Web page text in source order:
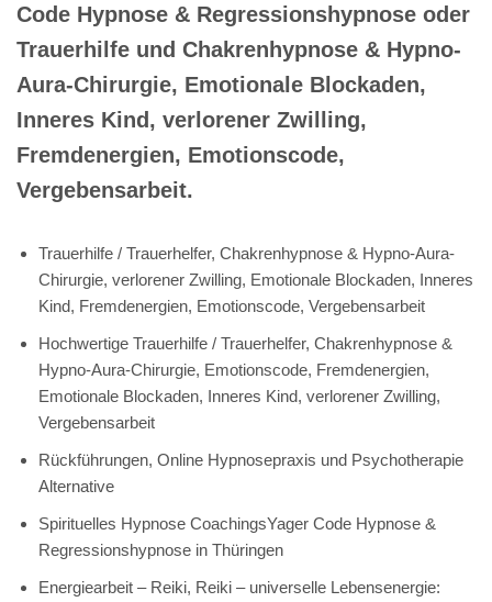
Code Hypnose & Regressionshypnose oder
Trauerhilfe und Chakrenhypnose & Hypno-
Aura-Chirurgie, Emotionale Blockaden,
Inneres Kind, verlorener Zwilling,
Fremdenergien, Emotionscode,
Vergebensarbeit.
Trauerhilfe / Trauerhelfer, Chakrenhypnose & Hypno-Aura-
Chirurgie, verlorener Zwilling, Emotionale Blockaden, Inneres
Kind, Fremdenergien, Emotionscode, Vergebensarbeit
Hochwertige Trauerhilfe / Trauerhelfer, Chakrenhypnose &
Hypno-Aura-Chirurgie, Emotionscode, Fremdenergien,
Emotionale Blockaden, Inneres Kind, verlorener Zwilling,
Vergebensarbeit
Rückführungen, Online Hypnosepraxis und Psychotherapie
Alternative
Spirituelles Hypnose CoachingsYager Code Hypnose &
Regressionshypnose in Thüringen
Energiearbeit – Reiki, Reiki – universelle Lebensenergie: